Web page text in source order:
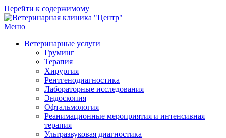
Перейти к содержимому
Меню
Ветеринарные услуги
Груминг
Терапия
Хирургия
Рентгенодиагностика
Лабораторные исследования
Эндоскопия
Офтальмология
Реанимационные мероприятия и интенсивная
терапия
Ультразвуковая диагностика